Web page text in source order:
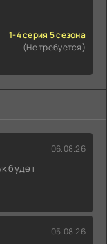
1-4 серия 5 сезона
(Не требуется)
06.08.26
будет
05.08.26